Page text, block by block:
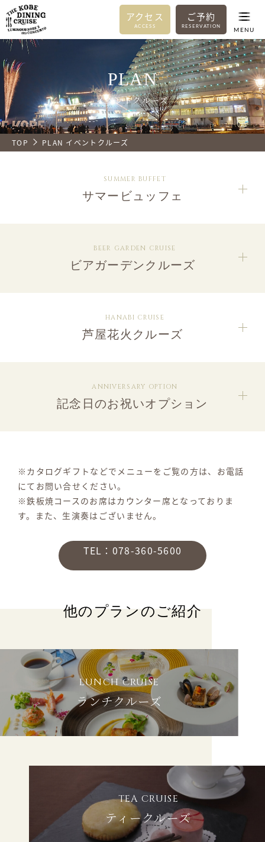
ご予約
RESERVATION
アクセス
ACCESS MENU
PLAN
イベントクルーズ
TOP PLAN イベントクルーズ
SUMMER BUFFET
サマービュッフェ
BEER GARDEN CRUISE
ビアガーデンクルーズ
HANABI CRUISE
芦屋花火クルーズ
ANNIVERSARY OPTION
記念日のお祝いオプション
※カタログギフトなどでメニューをご覧の方は、お電話
にてお問い合せください。
※鉄板焼コースのお席はカウンター席となっておりま
す。また、生演奏はございません。
TEL：078-360-5600
他のプランのご紹介
LUNCH CRUISE
ランチクルーズ
TEA CRUISE
ティークルーズ